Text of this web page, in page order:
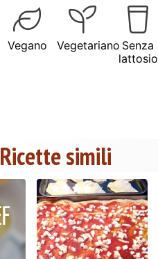
Vegano Vegetariano Senza
lattosio
Ricette simili